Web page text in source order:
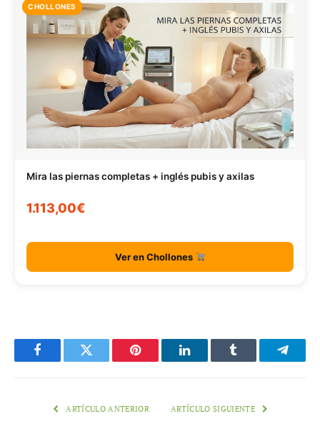
CHOLLONES
Mira las piernas completas + inglés pubis y axilas
1.113,00€
Ver en Chollones
FacebookTwitter Pinterest LinkedInTumblr
ARTÍCULO ANTERIOR ARTÍCULO SIGUIENTE